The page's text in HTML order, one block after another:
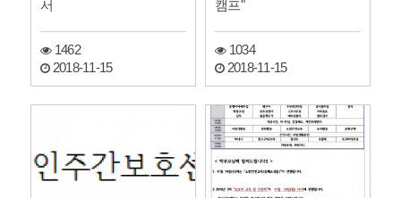
서
1462
2018-11-15
캠프"
1034
2018-11-15